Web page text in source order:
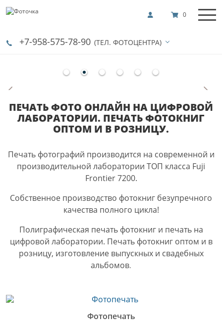
+7-958-575-78-90 (ТЕЛ. ФОТОЦЕНТРА)
0
ПЕЧАТЬ ФОТО ОНЛАЙН НА ЦИФРОВОЙ
ЛАБОРАТОРИИ. ПЕЧАТЬ ФОТОКНИГ
ОПТОМ И В РОЗНИЦУ.
Печать фотографий производится на современной и
производительной лаборатории ТОП класса Fuji
Frontier 7200.
Собственное производство фотокниг безупречного
качества полного цикла!
Полиграфическая печать фотокниг и печать на
цифровой лаборатории. Печать фотокниг оптом и в
розницу, изготовление выпускных и свадебных
альбомов.
Фотопечать